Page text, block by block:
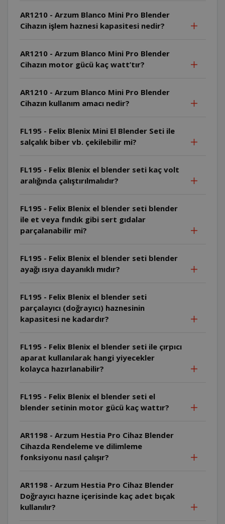
AR1210 - Arzum Blanco Mini Pro Blender
Cihazın işlem haznesi kapasitesi nedir?
AR1210 - Arzum Blanco Mini Pro Blender
Cihazın motor gücü kaç watt’tır?
AR1210 - Arzum Blanco Mini Pro Blender
Cihazın kullanım amacı nedir?
FL195 - Felix Blenix Mini El Blender Seti ile
salçalık biber vb. çekilebilir mi?
FL195 - Felix Blenix el blender seti kaç volt
aralığında çalıştırılmalıdır?
FL195 - Felix Blenix el blender seti blender
ile et veya fındık gibi sert gıdalar
parçalanabilir mi?
FL195 - Felix Blenix el blender seti blender
ayağı ısıya dayanıklı mıdır?
FL195 - Felix Blenix el blender seti
parçalayıcı (doğrayıcı) haznesinin
kapasitesi ne kadardır?
FL195 - Felix Blenix el blender seti ile çırpıcı
aparat kullanılarak hangi yiyecekler
kolayca hazırlanabilir?
FL195 - Felix Blenix el blender seti el
blender setinin motor gücü kaç wattır?
AR1198 - Arzum Hestia Pro Cihaz Blender
Cihazda Rendeleme ve dilimleme
fonksiyonu nasıl çalışır?
AR1198 - Arzum Hestia Pro Cihaz Blender
Doğrayıcı hazne içerisinde kaç adet bıçak
kullanılır?